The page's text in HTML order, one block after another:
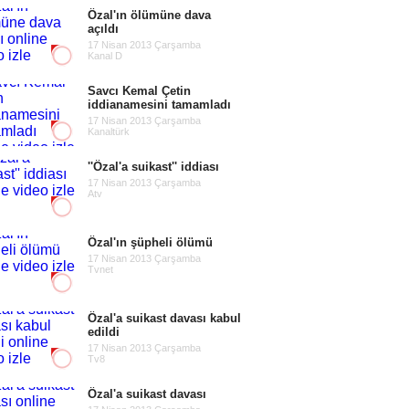
Özal'ın ölümüne dava
açıldı
17 Nisan 2013 Çarşamba
Kanal D
Savcı Kemal Çetin
iddianamesini tamamladı
17 Nisan 2013 Çarşamba
Kanaltürk
''Özal'a suikast'' iddiası
17 Nisan 2013 Çarşamba
Atv
Özal'ın şüpheli ölümü
17 Nisan 2013 Çarşamba
Tvnet
Özal'a suikast davası kabul
edildi
17 Nisan 2013 Çarşamba
Tv8
Özal'a suikast davası